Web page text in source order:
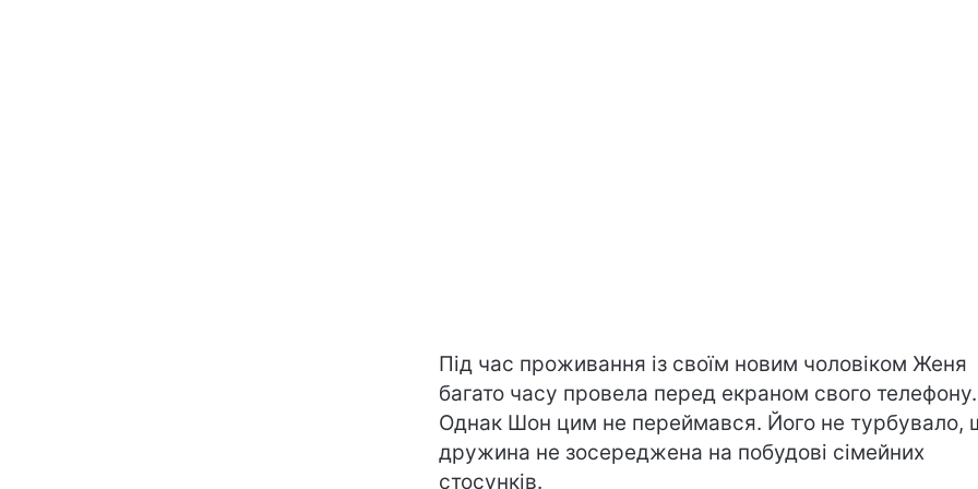
Під час проживання із своїм новим чоловіком Женя
багато часу провела перед екраном свого телефону.
Однак Шон цим не переймався. Його не турбувало,
дружина не зосереджена на побудові сімейних
стосунків.